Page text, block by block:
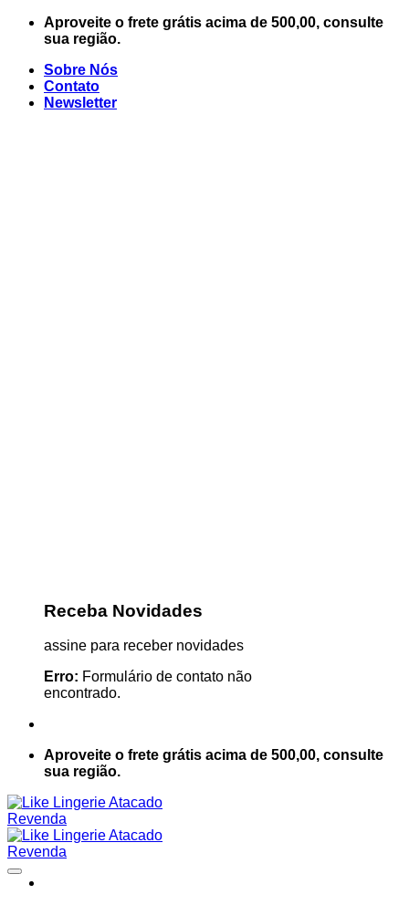
Skip
Aproveite o frete grátis acima de 500,00, consulte
sua região.
Sobre Nós
Contato
Newsletter
Receba Novidades
assine para receber novidades
Erro: Formulário de contato não
encontrado.
Aproveite o frete grátis acima de 500,00, consulte
sua região.